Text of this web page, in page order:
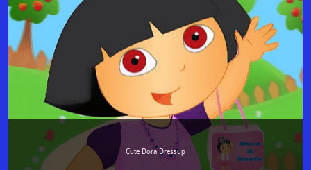
Cute Dora Dressup